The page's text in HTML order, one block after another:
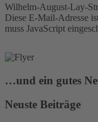
Wilhelm-August-Lay-
Diese E-Mail-Adresse
muss JavaScript
…und ein gutes
Neuste Beiträge